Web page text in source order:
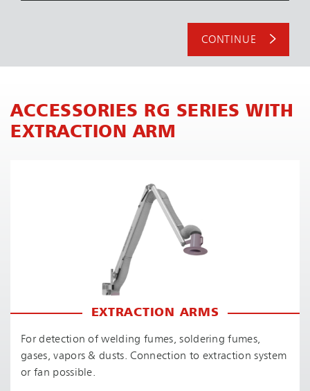
CONTINUE
ACCESSORIES RG SERIES WITH
EXTRACTION ARM
EXTRACTION ARMS
For detection of welding fumes, soldering fumes,
gases, vapors & dusts. Connection to extraction system
or fan possible.